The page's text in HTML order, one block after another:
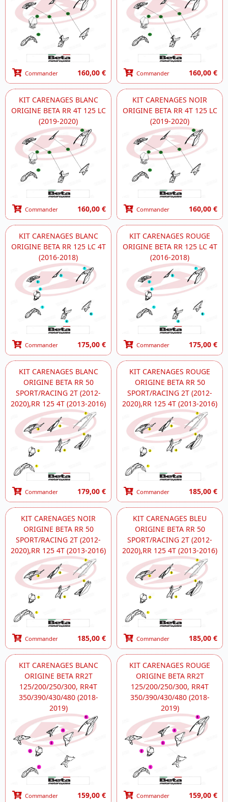
Commander 160,00 € Commander 160,00 €
KIT CARENAGES BLANC
ORIGINE BETA RR 4T 125 LC
(2019-2020)
Commander 160,00 €
KIT CARENAGES NOIR
ORIGINE BETA RR 4T 125 LC
(2019-2020)
Commander 160,00 €
KIT CARENAGES BLANC
ORIGINE BETA RR 125 LC 4T
(2016-2018)
Commander 175,00 €
KIT CARENAGES ROUGE
ORIGINE BETA RR 125 LC 4T
(2016-2018)
Commander 175,00 €
KIT CARENAGES BLANC
ORIGINE BETA RR 50
SPORT/RACING 2T (2012-
2020),RR 125 4T (2013-2016)
Commander 179,00 €
KIT CARENAGES ROUGE
ORIGINE BETA RR 50
SPORT/RACING 2T (2012-
2020),RR 125 4T (2013-2016)
Commander 185,00 €
KIT CARENAGES NOIR
ORIGINE BETA RR 50
SPORT/RACING 2T (2012-
2020),RR 125 4T (2013-2016)
Commander 185,00 €
KIT CARENAGES BLEU
ORIGINE BETA RR 50
SPORT/RACING 2T (2012-
2020),RR 125 4T (2013-2016)
Commander 185,00 €
KIT CARENAGES BLANC
ORIGINE BETA RR2T
125/200/250/300, RR4T
350/390/430/480 (2018-
2019)
Commander 159,00 €
KIT CARENAGES ROUGE
ORIGINE BETA RR2T
125/200/250/300, RR4T
350/390/430/480 (2018-
2019)
Commander 159,00 €